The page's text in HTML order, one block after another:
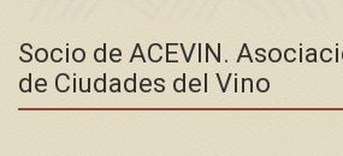
Socio de ACEVIN.
de Ciudades del Vino